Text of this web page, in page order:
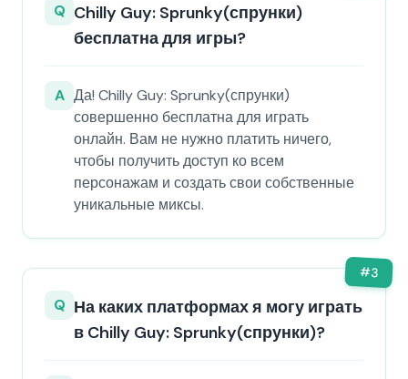
Q Chilly Guy: Sprunky(спрунки)
бесплатна для игры?
A Да! Chilly Guy: Sprunky(спрунки)
совершенно бесплатна для играть
онлайн. Вам не нужно платить ничего,
чтобы получить доступ ко всем
персонажам и создать свои собственные
уникальные миксы.
#3
Q На каких платформах я могу играть
в Chilly Guy: Sprunky(спрунки)?